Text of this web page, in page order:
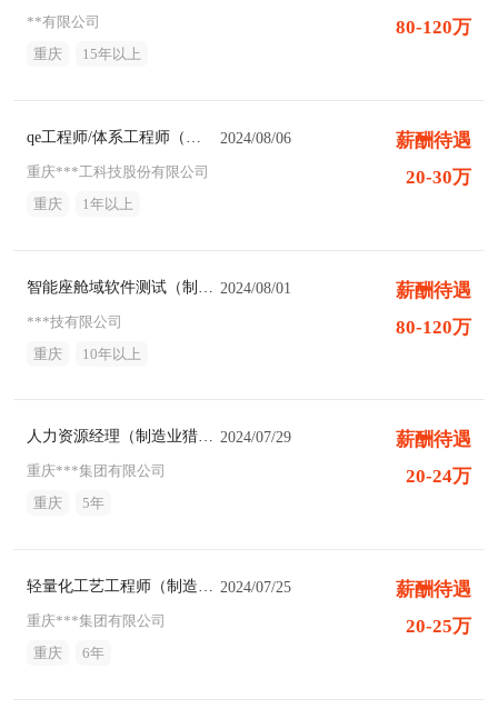
**有限公司
重庆
15年以上
80-120万
2024/08/06
重庆***工科技股份有限公司
重庆
1年以上
薪酬待遇
20-30万
2024/08/01
***技有限公司
重庆
10年以上
薪酬待遇
80-120万
人力资源经理（制造业猎头职位） 2024/07/29
重庆***集团有限公司
重庆
5年
薪酬待遇
20-24万
2024/07/25
重庆***集团有限公司
重庆
6年
薪酬待遇
20-25万